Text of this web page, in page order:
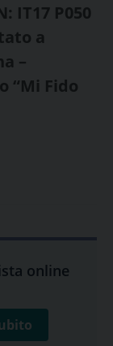
IT17 P050
a
–
“Mi Fido
online